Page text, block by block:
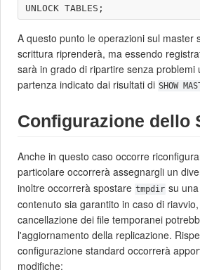
A questo punto le operazioni sul master
scrittura riprenderà, ma essendo
sarà in grado di ripartire senza problemi
partenza indicato dai risultati di SHOW
Configurazione dello
Anche in questo caso occorre
particolare occorrerà assegnargli un
inoltre occorrerà spostare tmpdir su
contenuto sia garantito in caso di
cancellazione dei file temporanei
l'aggiornamento della replicazione.
configurazione standard occorrerà
modifiche: